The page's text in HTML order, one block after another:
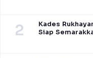
2
Kades
Siap